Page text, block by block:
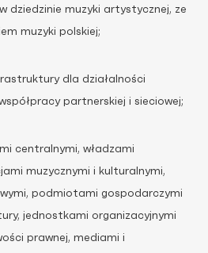
dziedzinie muzyki artystycznej, ze
muzyki polskiej;
dla działalności
partnerskiej i sieciowej;
centralnymi, władzami
muzycznymi i kulturalnymi,
podmiotami gospodarczymi
jednostkami organizacyjnymi
prawnej, mediami i